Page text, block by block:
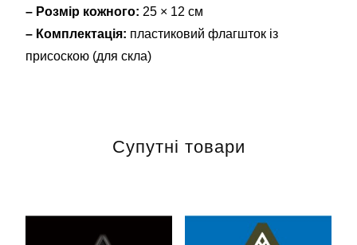
– Розмір кожного: 25 × 12 см
– Комплектація: пластиковий флагшток із
присоскою (для скла)
Супутні товари